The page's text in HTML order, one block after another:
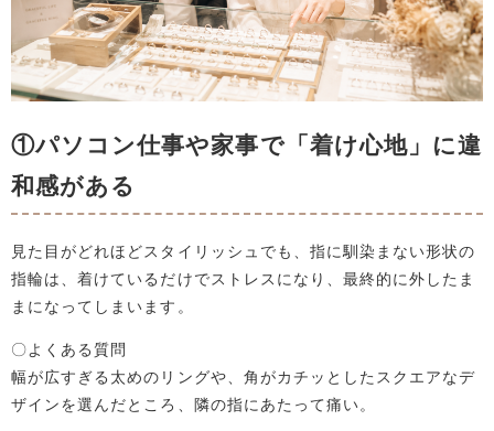
①パソコン仕事や家事で「着け心地」に違
和感がある
見た目がどれほどスタイリッシュでも、指に馴染まない形状の
指輪は、着けているだけでストレスになり、最終的に外したま
まになってしまいます。
〇よくある質問
幅が広すぎる太めのリングや、角がカチッとしたスクエアなデ
ザインを選んだところ、隣の指にあたって痛い。